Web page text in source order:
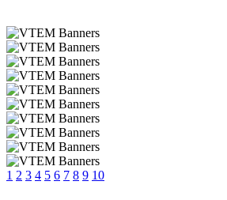
1 2 3 4 5 6 7 8 9 10